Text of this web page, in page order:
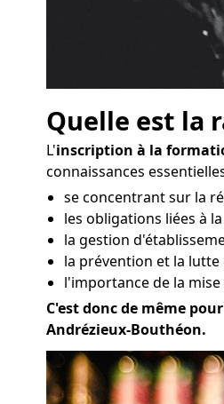
Quelle est la
L'inscription à la
connaissances
se concentrant sur la
les obligations liées à
la gestion
la prévention et la
l'importance de la
C'est donc de même
Andrézieux-Bouthéon.